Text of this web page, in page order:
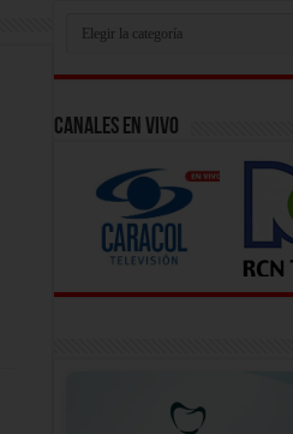
Aqui
Canales En Vivo